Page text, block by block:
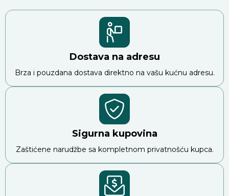
Dostava na adresu
Brza i pouzdana dostava direktno na vašu kućnu adresu.
Sigurna kupovina
Zaštićene narudžbe sa kompletnom privatnošću kupca.